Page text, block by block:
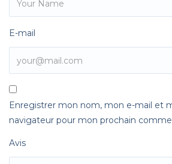
E-mail
Enregistrer mon nom, mon e-mail et
navigateur pour mon prochain
Avis